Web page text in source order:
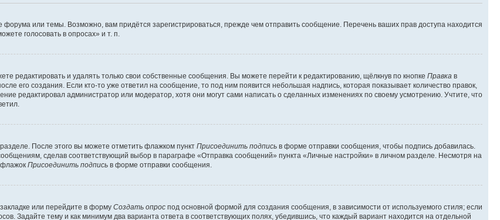
или темы. Возможно, вам придётся зарегистрироваться, прежде чем отправить сообщение. Перечень ваших прав доступа находится
голосовать в опросах» и т. п.
редактировать и удалять только свои собственные сообщения. Вы можете перейти к редактированию, щёлкнув по кнопке Правка в
его создания. Если кто-то уже ответил на сообщение, то под ним появится небольшая надпись, которая показывает количество правок,
редактировал администратор или модератор, хотя они могут сами написать о сделанных изменениях по своему усмотрению. Учтите, что
После этого вы можете отметить флажком пункт Присоединить подпись в форме отправки сообщения, чтобы подпись добавилась.
сделав соответствующий выбор в параграфе «Отправка сообщений» пункта «Личные настройки» в личном разделе. Несмотря на
флажок Присоединить подпись в форме отправки сообщения.
или перейдите в форму Создать опрос под основной формой для создания сообщения, в зависимости от используемого стиля; если
Задайте тему и как минимум два варианта ответа в соответствующих полях, убедившись, что каждый вариант находится на отдельной